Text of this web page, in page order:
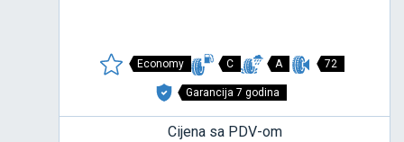
Economy C A 72
Garancija 7 godina
Cijena sa PDV-om